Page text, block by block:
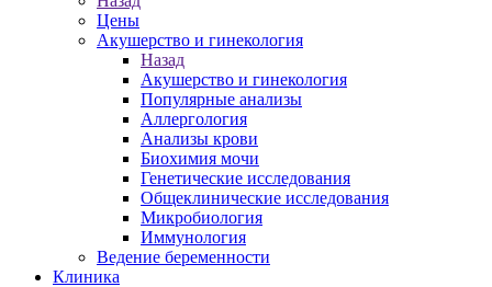
Цены
Акушерство и гинекология
Назад
Акушерство и гинекология
Популярные анализы
Аллергология
Анализы крови
Биохимия мочи
Генетические исследования
Общеклинические исследования
Микробиология
Иммунология
Ведение беременности
Клиника